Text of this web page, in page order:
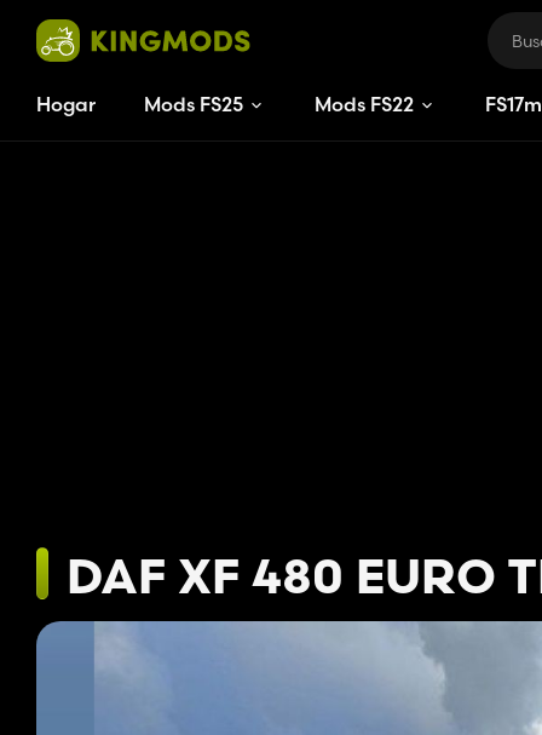
Hogar Mods FS25 Mods FS22 FS17
DAF XF 480 EURO